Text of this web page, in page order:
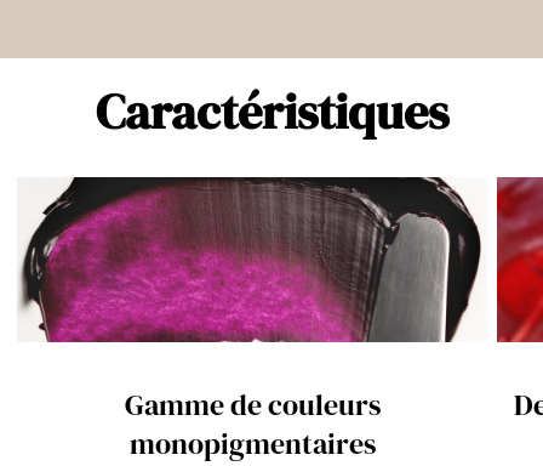
Caractéristiques
Gamme de couleurs
monopigmentaires